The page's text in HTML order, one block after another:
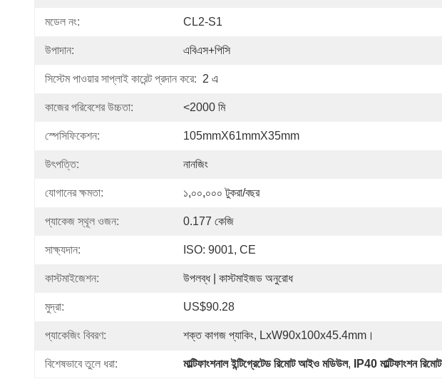
মডেল নং: CL2-S1
উপাদান: এবিএস+পিসি
সিস্টেম পাওয়ার সাপ্লাই কারেন্ট প্রদান করে: 2 এ
কাজের পরিবেশের উচ্চতা: <2000 মি
স্পেসিফিকেশন: 105mmX61mmX35mm
উৎপত্তি: নানজিং
যোগানের ক্ষমতা: ১,০০,০০০ টুকরা/বছর
প্যাকেজ স্থূল ওজন: 0.177 কেজি
সাক্ষ্যদান: ISO: 9001, CE
কাস্টমাইজেশন: উপলব্ধ | কাস্টমাইজড অনুরোধ
মুদ্রা: US$90.28
প্যাকেজিং বিবরণ: শক্ত কাগজ প্যাকিং, LxW90x100x45.4mm।
বিশেষভাবে তুলে ধরা: মাল্টিফাংশনাল ইন্টিগ্রেটেড রিমোট আইও মডিউল, IP40 মাল্টিফাংশন রিমোট